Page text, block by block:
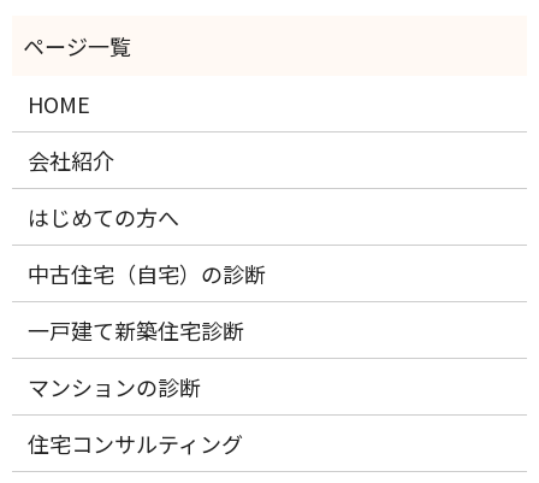
HOME
会社紹介
はじめての方へ
中古住宅（自宅）の診断
一戸建て新築住宅診断
マンションの診断
住宅コンサルティング